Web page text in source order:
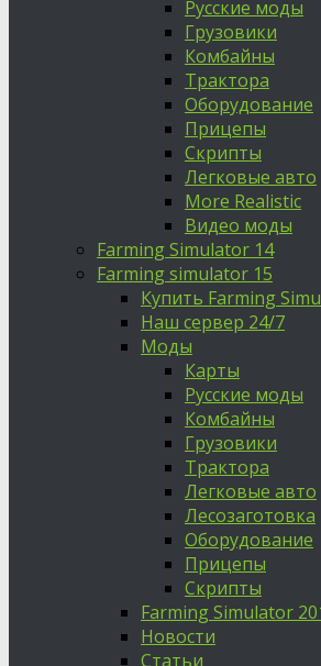
Русские моды
Грузовики
Комбайны
Трактора
Оборудование
Прицепы
Скрипты
Легковые авто
More Realistic
Видео моды
Farming Simulator 14
Farming simulator 15
Купить Farming
Наш сервер 24/7
Моды
Карты
Русские моды
Комбайны
Грузовики
Трактора
Легковые авто
Лесозаготовка
Оборудование
Прицепы
Скрипты
Farming Simulator
Новости
Статьи